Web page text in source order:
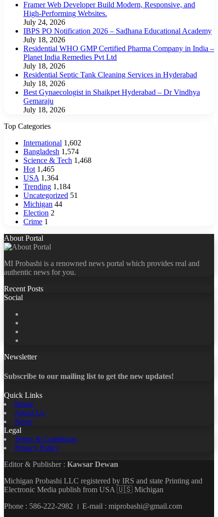
Framer Web Developer Build Modern, Responsive, and
High-Performing Websites.
July 24, 2026
IBPS PO Notification 2026 – Sadhana Educational Academy
July 18, 2026
Residential WHO GMP Certified Pharma Company in India –
Planet India Remedies Pvt Ltd
July 18, 2026
Residential Septic Tank Cleaning Services in Hyderabad
July 18, 2026
Best Gynaecologist in Shaikpet Hyderabad – Dr Vindhya
Gemaraju
July 18, 2026
Top Categories
International 1,602
Bangladesh 1,574
Science & Tech 1,468
Hot 1,465
USA 1,364
Trending 1,184
Uncategorized 51
Michigan 44
Election 2
Crime 1
About Portal
MI Probashi is a renowned news portal which provides real and
authentic news for you.
Recent Posts
Social
Newsletter
Subscribe to our mailing list to get the new updates!
Quick Links
Home
About Us
News
Legal
Terms & Conditions
Privacy Policy
Editor & Publisher : Kawsar Dewan
Michigan Probashi LLC registered by IRS and state Printing and
Electronic Media publish from USA 🇺🇸 Michigan
Phone : 586-222-2982 । E-mail : miprobashi@gmail.com